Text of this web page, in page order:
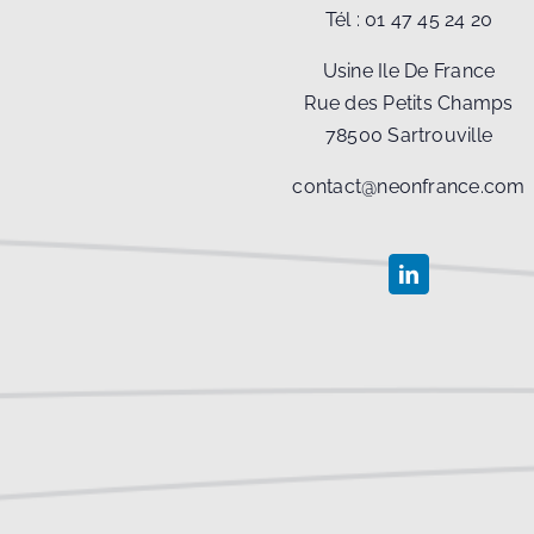
Tél : 01 47 45 24 20
Usine Ile De France
Rue des Petits Champs
78500 Sartrouville
contact@neonfrance.com